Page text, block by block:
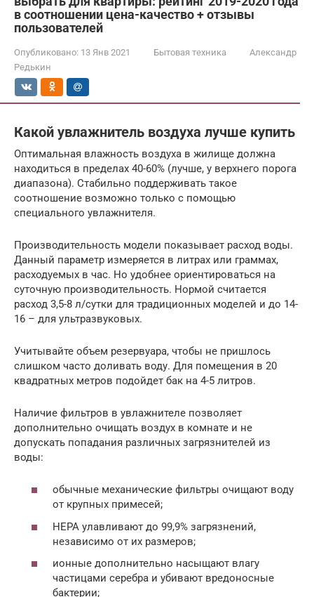
в соотношении цена-качество + отзывы
пользователей
Опубликовано: 13 Янв 2021 Бытовая техника
Александр
Редькин
Какой увлажнитель воздуха лучше купить
Оптимальная влажность воздуха в жилище должна
находиться в пределах 40-60% (лучше, у верхнего порога
диапазона). Стабильно поддерживать такое
соотношение возможно только с помощью
специального увлажнителя.
Производительность модели показывает расход воды.
Данный параметр измеряется в литрах или граммах,
расходуемых в час. Но удобнее ориентироваться на
суточную производительность. Нормой считается
расход 3,5-8 л/сутки для традиционных моделей и до 14-
16 – для ультразвуковых.
Учитывайте объем резервуара, чтобы не пришлось
слишком часто доливать воду. Для помещения в 20
квадратных метров подойдет бак на 4-5 литров.
Наличие фильтров в увлажнителе позволяет
дополнительно очищать воздух в комнате и не
допускать попадания различных загрязнителей из
воды:
обычные механические фильтры очищают воду
от крупных примесей;
НЕРА улавливают до 99,9% загрязнений,
независимо от их размеров;
ионные дополнительно насыщают влагу
частицами серебра и убивают вредоносные
бактерии;